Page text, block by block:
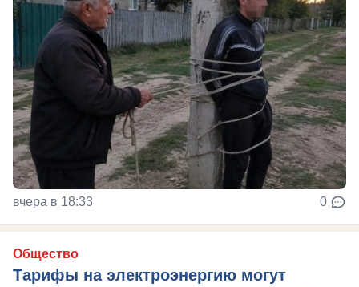
вчера в 18:33 0
Общество
Тарифы на электроэнергию могут